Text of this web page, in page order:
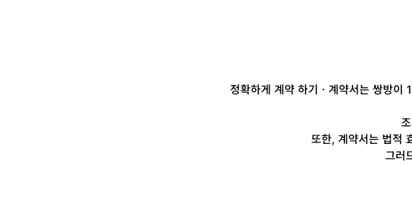
정확하게 계약 하기 ㆍ계약서는 쌍방이
또한, 계약서는 법적
그러